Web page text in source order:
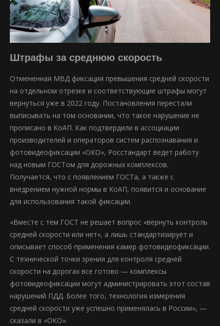
Штрафы за среднюю скорость
Отмененная МВД фиксация превышения средней скорости
на отдельном отрезке и соответствующие штрафы могут
вернуться уже в 2022 году. Постановления перестали
выписывать на том основании, что такое нарушение не
прописано в КоАП. Как подтвердили в ассоциации
производителей и операторов систем распознавания и
фотовидеофиксации «ОКО», Росстандарт ведет работу
над новым ГОСТом для дорожных комплексов.
Получается, что c появлением ГОСТа, а также с
внедрением нужной нормы в КоАП, появится и основание
для использования такой фиксации.
«Вместе с тем ГОСТ не решает вопрос «вернуть контроль
средней скорости или нет», а лишь стандартизирует и
описывает способ применения камер фотовидеофиксации.
С технической точки зрения для контроля средней
скорости на дорогах все готово — комплексы
фотовидеофиксации могут администрировать этот состав
нарушений ПДД. Более того, технология измерения
средней скорости уже успешно применялась в России», —
сказали в «ОКО».